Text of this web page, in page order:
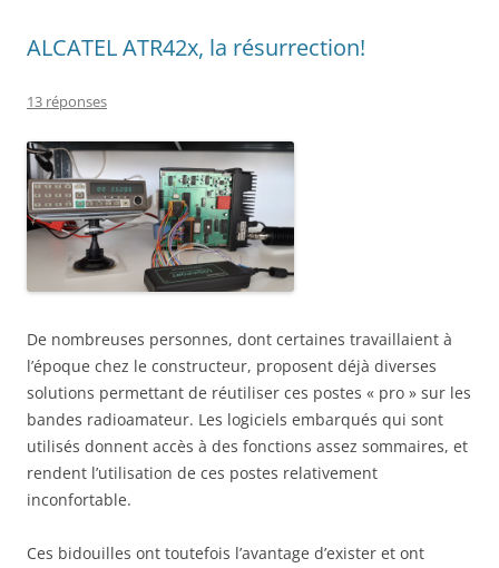
ALCATEL ATR42x, la résurrection!
13 réponses
De nombreuses personnes, dont certaines travaillaient à
l’époque chez le constructeur, proposent déjà diverses
solutions permettant de réutiliser ces postes « pro » sur les
bandes radioamateur. Les logiciels embarqués qui sont
utilisés donnent accès à des fonctions assez sommaires, et
rendent l’utilisation de ces postes relativement
inconfortable.
Ces bidouilles ont toutefois l’avantage d’exister et ont